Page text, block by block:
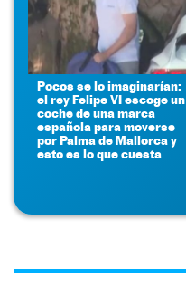
Pocos se lo imaginarían:
el rey Felipe VI escoge un
coche de una marca
española para moverse
por Palma de Mallorca y
esto es lo que cuesta